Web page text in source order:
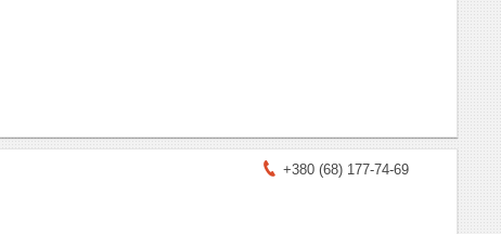
+380 (68) 177-74-69